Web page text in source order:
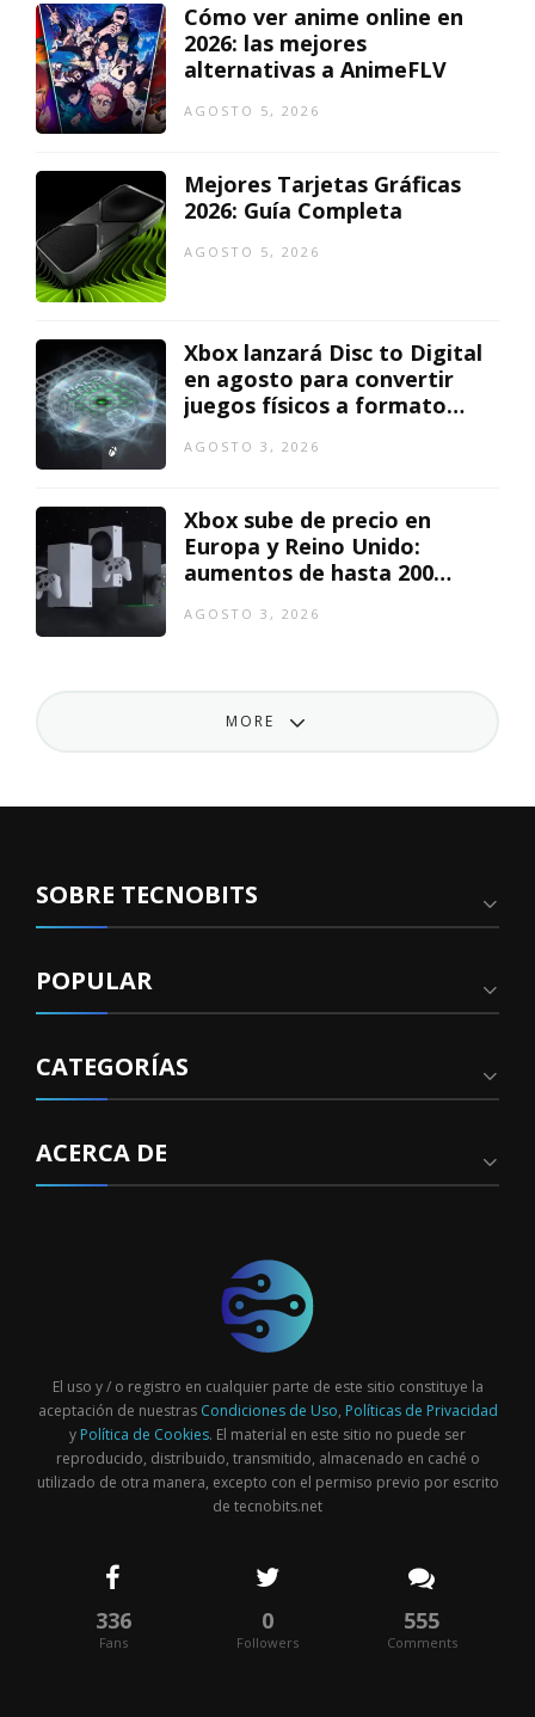
Cómo ver anime online en
2026: las mejores
alternativas a AnimeFLV
AGOSTO 5, 2026
Mejores Tarjetas Gráficas
2026: Guía Completa
AGOSTO 5, 2026
Xbox lanzará Disc to Digital
en agosto para convertir
juegos físicos a formato
AGOSTO 3, 2026
Xbox sube de precio en
Europa y Reino Unido:
aumentos de hasta 200
AGOSTO 3, 2026
MORE
SOBRE TECNOBITS
POPULAR
CATEGORÍAS
ACERCA DE
El uso y / o registro en cualquier parte de este sitio constituye la
aceptación de nuestras Condiciones de Uso, Políticas de Privacidad
y Política de Cookies. El material en este sitio no puede ser
reproducido, distribuido, transmitido, almacenado en caché o
utilizado de otra manera, excepto con el permiso previo por escrito
de tecnobits.net
336
Fans
0
Followers
555
Comments